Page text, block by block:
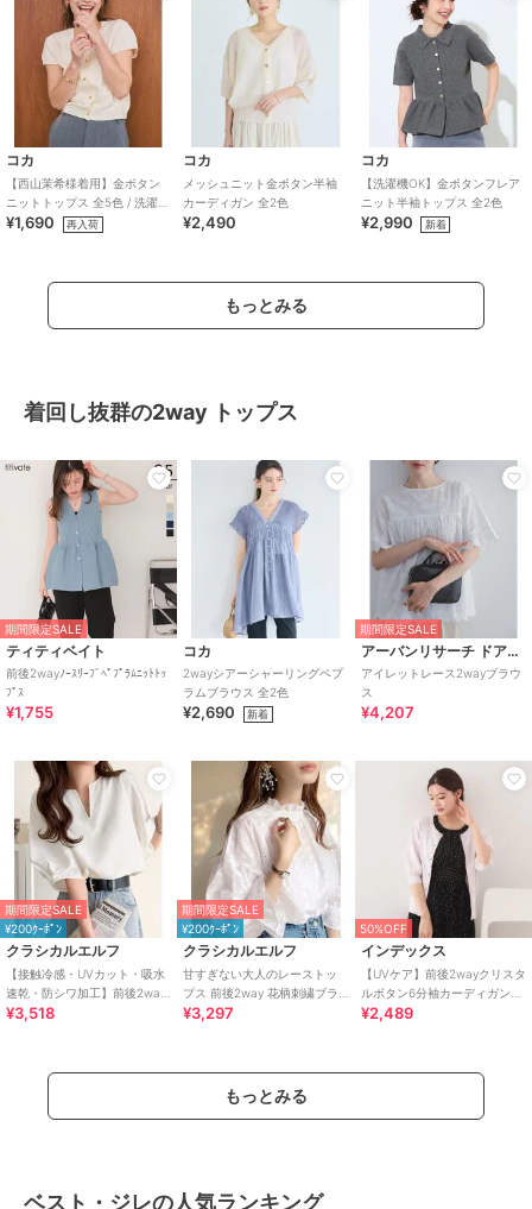
コカ
【西山茉希様着用】金ボタン
ニットトップス 全5色 / 洗濯機
OK
¥1,690 再入荷
コカ
メッシュニット金ボタン半袖
カーディガン 全2色
¥2,490
コカ
【洗濯機OK】金ボタンフレア
ニット半袖トップス 全2色
¥2,990 新着
もっとみる
着回し抜群の2way トップス
期間限定SALE
ティティベイト
前後2wayﾉｰｽﾘｰﾌﾞﾍﾟﾌﾟﾗﾑﾆｯﾄﾄｯ
ﾌﾟｽ
¥1,755
コカ
2wayシアーシャーリングペプ
ラムブラウス 全2色
¥2,690 新着
期間限定SALE
アーバンリサーチ ドアーズ
アイレットレース2wayブラウ
ス
¥4,207
期間限定SALE
¥200ｸｰﾎﾟﾝ
クラシカルエルフ
【接触冷感・UVカット・吸水
速乾・防シワ加工】前後2way
配色ステッチランタンスリー
¥3,518
期間限定SALE
¥200ｸｰﾎﾟﾝ
クラシカルエルフ
甘すぎない大人のレーストッ
プス 前後2way 花柄刺繍ブラ
ウス
¥3,297
50%OFF
インデックス
【UVケア】前後2wayクリスタ
ルボタン6分袖カーディガン
《洗濯機OK／抗ピリング》
¥2,489
もっとみる
ベスト・ジレの人気ランキング